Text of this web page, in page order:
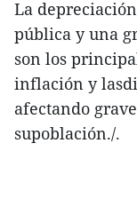
La
pública y una
son los
inflación y
afectando
supoblación./.